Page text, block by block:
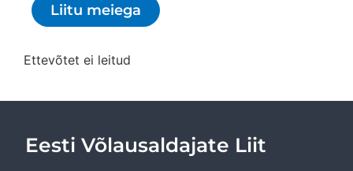
Liitu meiega
Ettevõtet ei leitud
Eesti Võlausaldajate Liit